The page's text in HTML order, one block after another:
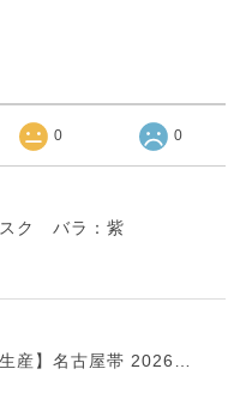
0 0
ク バラ：紫
期間限定【受注生産】名古屋帯 2026年干支献上 「午」変わり献上 市松：白×薄鼠